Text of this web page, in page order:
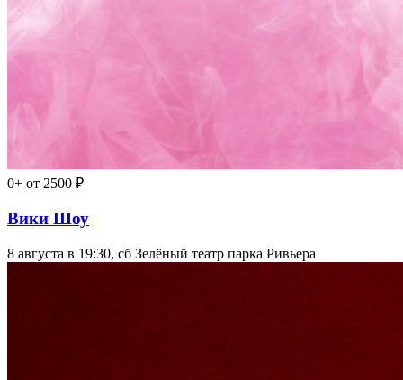
0+ от 2500 ₽
Вики Шоу
8 августа в 19:30, сб Зелёный театр парка Ривьера